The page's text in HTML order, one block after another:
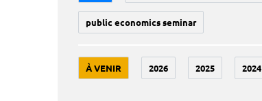
public economics seminar
À VENIR 2026 2025 2024